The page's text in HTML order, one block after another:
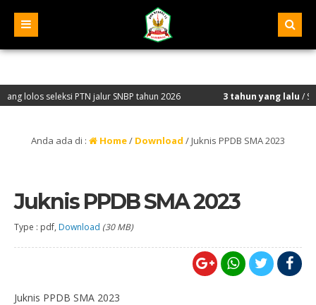
seleksi PTN jalur SNBP tahun 2026 3 tahun yang lalu/ Selamat
Anda ada di : Home/ Download /Juknis PPDB SMA 2023
Juknis PPDB SMA 2023
Type : pdf, Download (30 MB)
Juknis PPDB SMA 2023